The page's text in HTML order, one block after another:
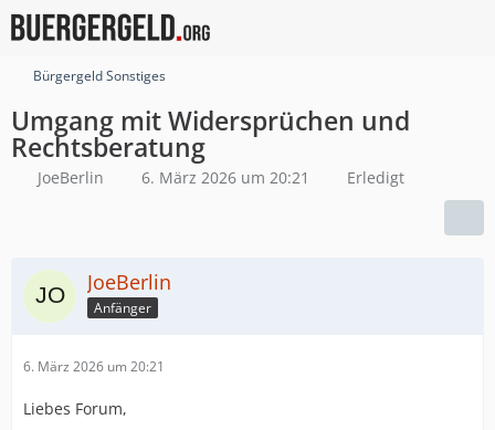
Bürgergeld Sonstiges
Umgang mit Widersprüchen und
Rechtsberatung
JoeBerlin 6. März 2026 um 20:21 Erledigt
JoeBerlin
Anfänger
6. März 2026 um 20:21
Liebes Forum,